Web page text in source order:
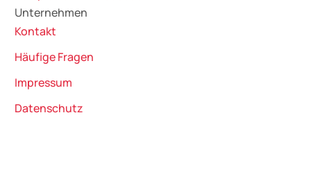
Unternehmen
Kontakt
Häufige Fragen
Impressum
Datenschutz